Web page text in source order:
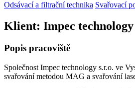
Odsávací a filtrační technika Svařovací
Klient: Impec technology
Popis pracoviště
Společnost Impec technology s.r.o. ve
svařování metodou MAG a svařování